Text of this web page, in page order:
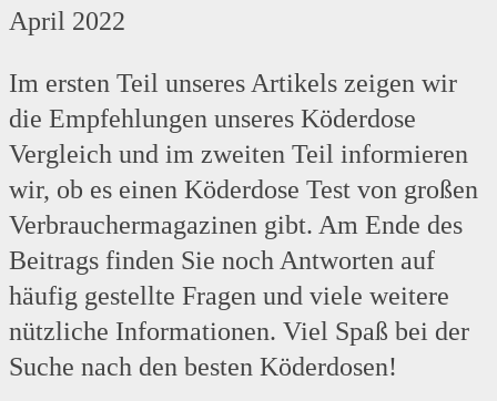
April 2022
Im ersten Teil unseres Artikels zeigen wir
die Empfehlungen unseres Köderdose
Vergleich und im zweiten Teil informieren
wir, ob es einen Köderdose Test von großen
Verbrauchermagazinen gibt. Am Ende des
Beitrags finden Sie noch Antworten auf
häufig gestellte Fragen und viele weitere
nützliche Informationen. Viel Spaß bei der
Suche nach den besten Köderdosen!